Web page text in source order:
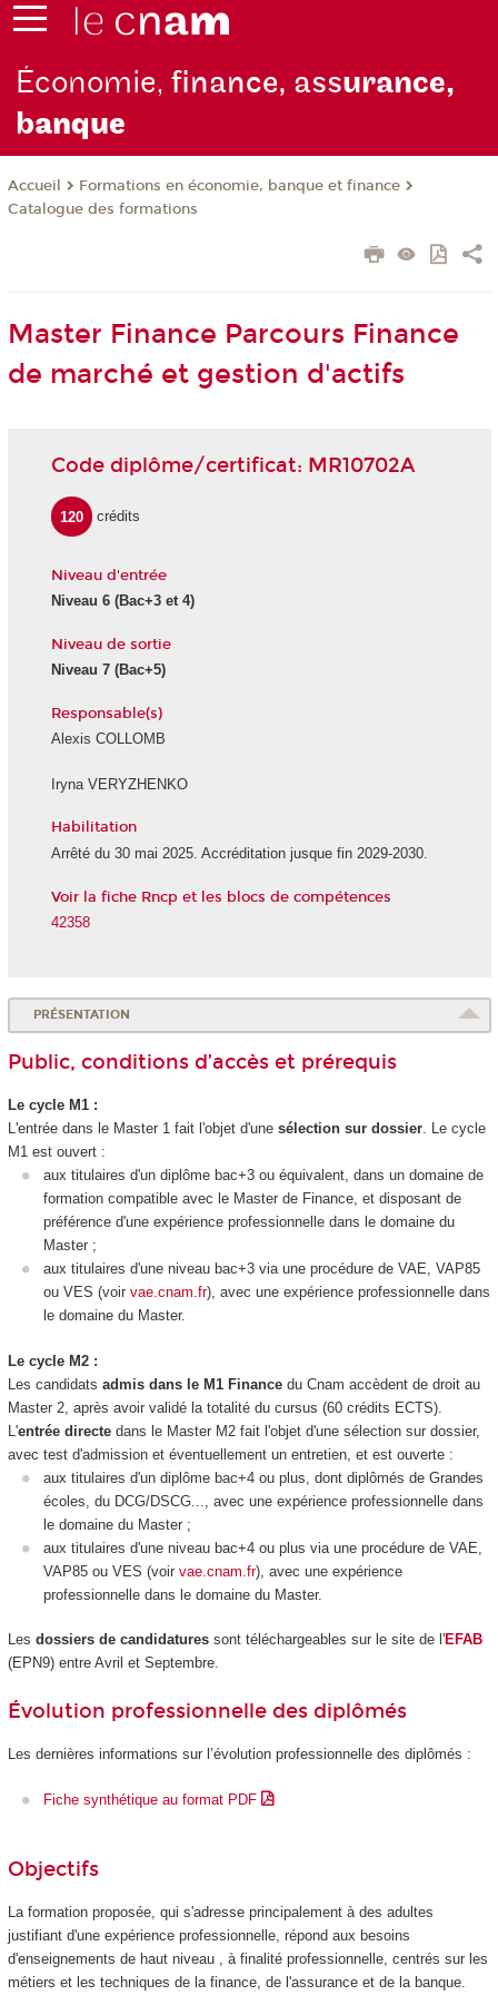
Économie,finance, assurance,
banque
Accueil
Formations en économie, banque et finance
Catalogue des formations
Master Finance Parcours Finance
de marché et gestion d'actifs
Code diplôme/certificat: MR10702A
120 crédits
Niveau d'entrée
Niveau 6 (Bac+3 et 4)
Niveau de sortie
Niveau 7 (Bac+5)
Responsable(s)
Alexis COLLOMB
Iryna VERYZHENKO
Habilitation
Arrêté du 30 mai 2025. Accréditation jusque fin 2029-2030.
Voir la fiche Rncp et les blocs de compétences
42358
PRÉSENTATION
Public, conditions d’accès et prérequis
Le cycle M1 :
L'entrée dans le Master 1 fait l'objet d'une sélection sur dossier. Le cycle
M1 est ouvert :
aux titulaires d'un diplôme bac+3 ou équivalent, dans un domaine de
formation compatible avec le Master de Finance, et disposant de
préférence d'une expérience professionnelle dans le domaine du
Master ;
aux titulaires d'une niveau bac+3 via une procédure de VAE, VAP85
ou VES (voir vae.cnam.fr), avec une expérience professionnelle dans
le domaine du Master.
Le cycle M2 :
Les candidats admis dans le M1 Financedu Cnam accèdent de droit au
Master 2, après avoir validé la totalité du cursus (60 crédits ECTS).
L'entrée directedans le Master M2 fait l'objet d'une sélection sur dossier,
avec test d'admission et éventuellement un entretien, et est ouverte :
aux titulaires d'un diplôme bac+4 ou plus, dont diplômés de Grandes
écoles, du DCG/DSCG..., avec une expérience professionnelle dans
le domaine du Master ;
aux titulaires d'une niveau bac+4 ou plus via une procédure de VAE,
VAP85 ou VES (voir vae.cnam.fr), avec une expérience
professionnelle dans le domaine du Master.
Les dossiers de candidaturessont téléchargeables sur le site de l'EFAB
(EPN9) entre Avril et Septembre.
Évolution professionnelle des diplômés
Les dernières informations sur l’évolution professionnelle des diplômés :
Fiche synthétique au format PDF
Objectifs
La formation proposée, qui s'adresse principalement à des adultes
justifiant d'une expérience professionnelle, répond aux besoins
d'enseignements de haut niveau , à finalité professionnelle, centrés sur les
métiers et les techniques de la finance, de l'assurance et de la banque.